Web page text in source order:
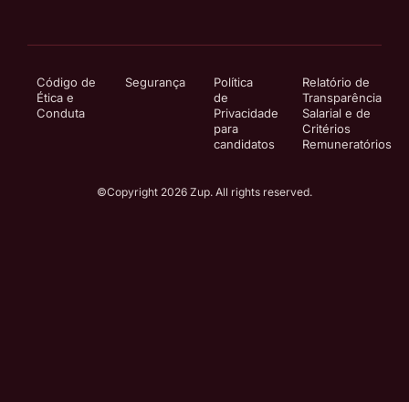
Código de
Ética e
Conduta
Segurança
Política
de
Privacidade
para
candidatos
Relatório de
Transparência
Salarial e de
Critérios
Remuneratórios
©Copyright 2026 Zup. All rights reserved.